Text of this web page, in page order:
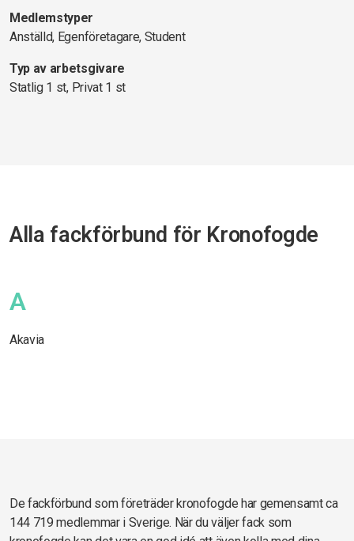
Medlemstyper
Anställd, Egenföretagare, Student
Typ av arbetsgivare
Statlig 1 st, Privat 1 st
Alla fackförbund för Kronofogde
A
Akavia
De fackförbund som företräder kronofogde har gemensamt ca
144 719 medlemmar i Sverige. När du väljer fack som